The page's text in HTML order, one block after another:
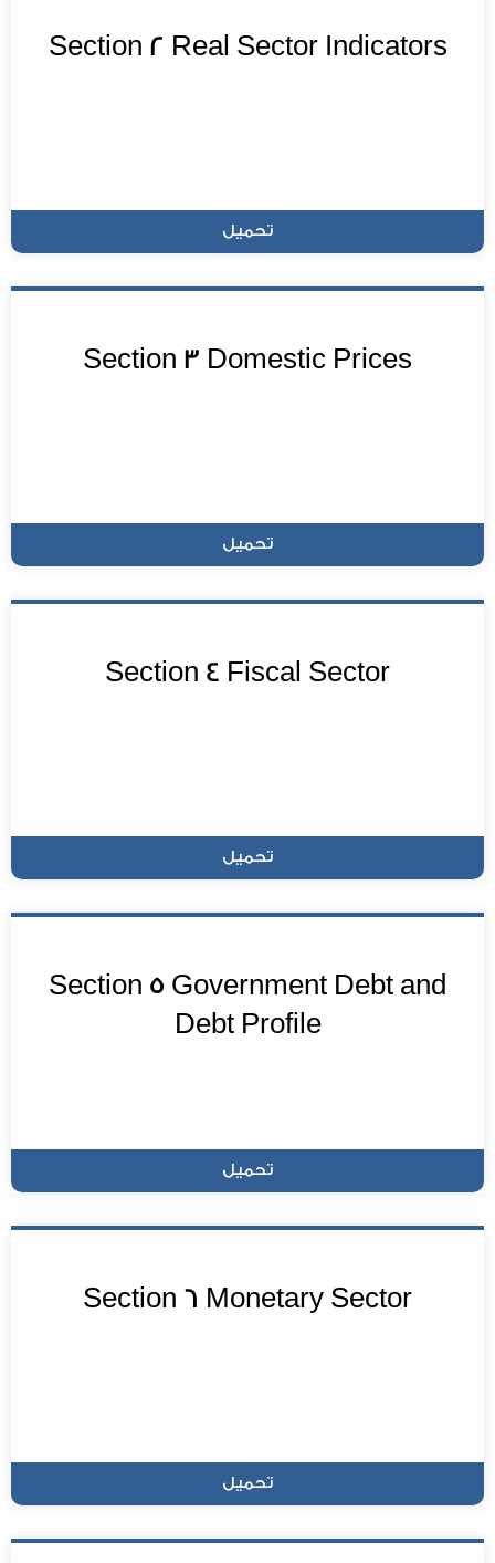
Section 2 Real Sector Indicators
تحميل
Section 3 Domestic Prices
تحميل
Section 4 Fiscal Sector
تحميل
Section 5 Government Debt and
Debt Profile
تحميل
Section 6 Monetary Sector
تحميل